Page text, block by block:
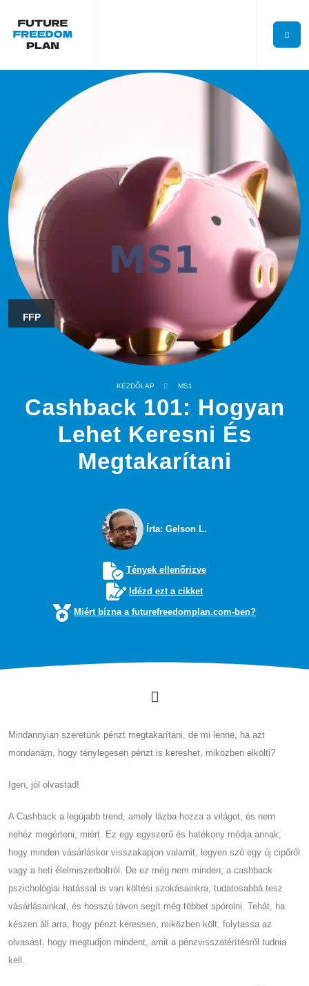
FFP
KEZDŐLAP MS1
Cashback 101: Hogyan
Lehet Keresni És
Megtakarítani
Írta: Gelson L.
Tények ellenőrizve
Idézd ezt a cikket
Miért bízna a futurefreedomplan.com-ben?
Mindannyian szeretünk pénzt megtakarítani, de mi lenne, ha azt
mondanám, hogy ténylegesen pénzt is kereshet, miközben elkölti?
Igen, jól olvastad!
A Cashback a legújabb trend, amely lázba hozza a világot, és nem
nehéz megérteni, miért. Ez egy egyszerű és hatékony módja annak,
hogy minden vásárláskor visszakapjon valamit, legyen szó egy új cipőről
vagy a heti élelmiszerboltról. De ez még nem minden; a cashback
pszichológiai hatással is van költési szokásainkra, tudatosabbá tesz
vásárlásainkat, és hosszú távon segít még többet spórolni. Tehát, ha
készen áll arra, hogy pénzt keressen, miközben költ, folytassa az
olvasást, hogy megtudjon mindent, amit a pénzvisszatérítésről tudnia
kell.